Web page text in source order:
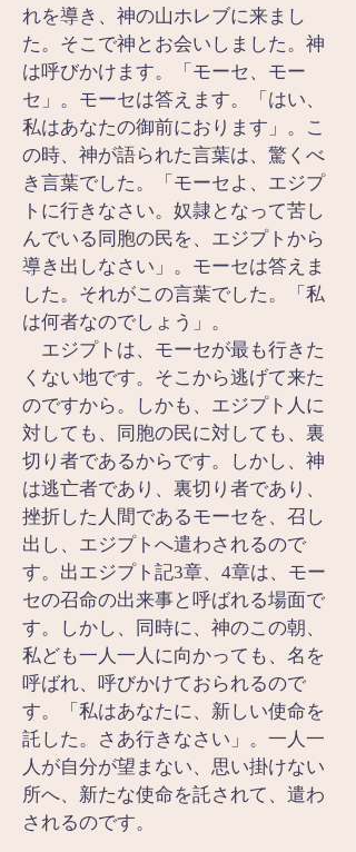
れを導き、神の山ホレブに来まし
た。そこで神とお会いしました。神
は呼びかけます。「モーセ、モー
セ」。モーセは答えます。「はい、
私はあなたの御前におります」。こ
の時、神が語られた言葉は、驚くべ
き言葉でした。「モーセよ、エジプ
トに行きなさい。奴隷となって苦し
んでいる同胞の民を、エジプトから
導き出しなさい」。モーセは答えま
した。それがこの言葉でした。「私
は何者なのでしょう」。
エジプトは、モーセが最も行きた
くない地です。そこから逃げて来た
のですから。しかも、エジプト人に
対しても、同胞の民に対しても、裏
切り者であるからです。しかし、神
は逃亡者であり、裏切り者であり、
挫折した人間であるモーセを、召し
出し、エジプトへ遣わされるので
す。出エジプト記3章、4章は、モー
セの召命の出来事と呼ばれる場面で
す。しかし、同時に、神のこの朝、
私ども一人一人に向かっても、名を
呼ばれ、呼びかけておられるので
す。「私はあなたに、新しい使命を
託した。さあ行きなさい」。一人一
人が自分が望まない、思い掛けない
所へ、新たな使命を託されて、遣わ
されるのです。